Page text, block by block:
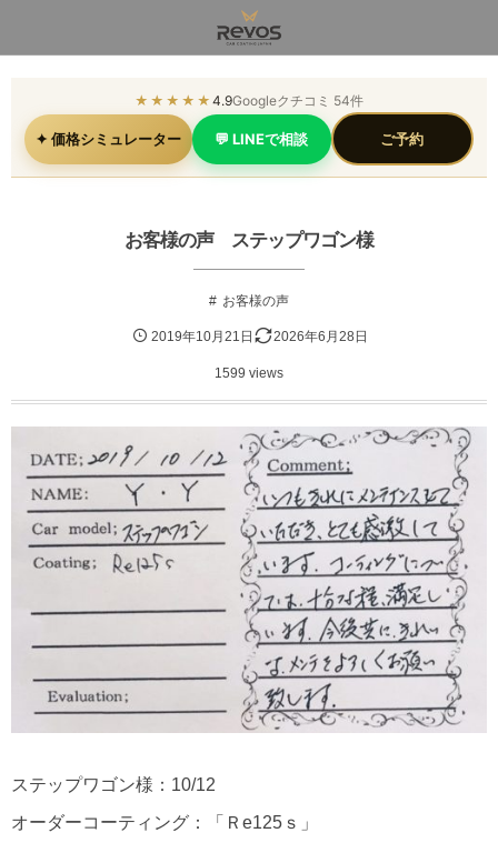
★★★★★ 4.9Googleクチコミ 54件
✦ 価格シミュレーター 💬 LINEで相談 ご予約
お客様の声 ステップワゴン様
お客様の声
2019年10月21日 2026年6月28日
1599 views
ステップワゴン様：10/12
オーダーコーティング：「Ｒe125ｓ」